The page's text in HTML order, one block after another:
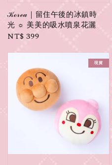
𝒦ℴ𝓇ℯ𝒶｜留住午後的冰鎮時
光 ☼ 美美的吸水噴泉花灑
Regular
NT$ 399
現貨